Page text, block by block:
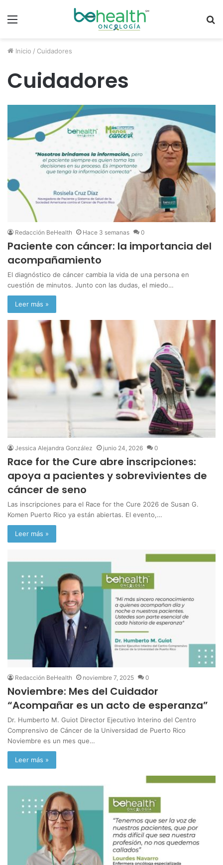
Inicio / Cuidadores
Cuidadores
Redacción BeHealth Hace 3 semanas 0
Paciente con cáncer: la importancia del
acompañamiento
El diagnóstico de cáncer cambia la vida de una persona en
cuestión de minutos. Junto con las dudas, el miedo…
Leer más »
Jessica Alejandra González junio 24, 2026 0
Race for the Cure abre inscripciones:
apoya a pacientes y sobrevivientes de
cáncer de seno
Las inscripciones para el Race for the Cure 2026 de Susan G.
Komen Puerto Rico ya están abiertas. El evento,…
Leer más »
Redacción BeHealth noviembre 7, 2025 0
Noviembre: Mes del Cuidador
“Acompañar es un acto de esperanza”
Dr. Humberto M. Guiot Director Ejecutivo Interino del Centro
Comprensivo de Cáncer de la Universidad de Puerto Rico
Noviembre es un mes que…
Leer más »